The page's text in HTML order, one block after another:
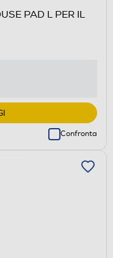
PAD L PER IL
Confronta